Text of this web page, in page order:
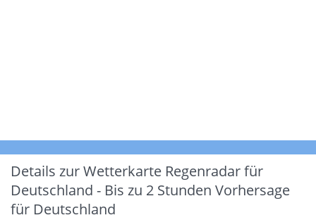
Details zur Wetterkarte Regenradar für
Deutschland - Bis zu 2 Stunden Vorhersage
für Deutschland